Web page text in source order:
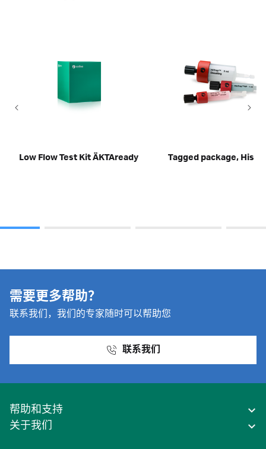
Low Flow Test Kit ÄKTAready Tagged package, His
需要更多帮助？
联系我们，我们的专家随时可以帮助您
联系我们
帮助和支持
关于我们